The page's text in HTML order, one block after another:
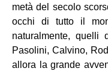
metà del secolo
occhi di tutto il
naturalmente, quelli
Pasolini, Calvino,
allora la grande